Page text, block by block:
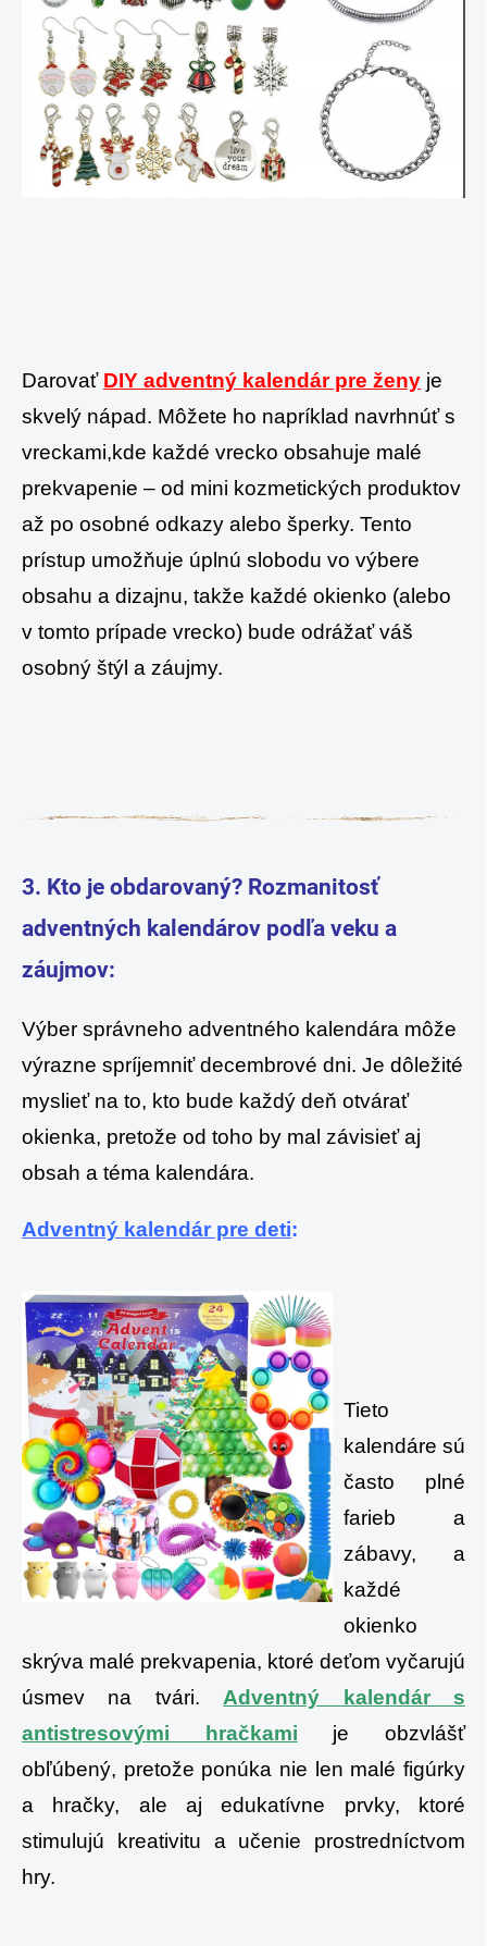
Darovať DIY adventný kalendár pre ženy je
skvelý nápad. Môžete ho napríklad navrhnúť s
vreckami,kde každé vrecko obsahuje malé
prekvapenie – od mini kozmetických produktov
až po osobné odkazy alebo šperky. Tento
prístup umožňuje úplnú slobodu vo výbere
obsahu a dizajnu, takže každé okienko (alebo
v tomto prípade vrecko) bude odrážať váš
osobný štýl a záujmy.
3. Kto je obdarovaný? Rozmanitosť
adventných kalendárov podľa veku a
záujmov:
Výber správneho adventného kalendára môže
výrazne spríjemniť decembrové dni. Je dôležité
myslieť na to, kto bude každý deň otvárať
okienka, pretože od toho by mal závisieť aj
obsah a téma kalendára.
Adventný kalendár pre deti:
Tieto
kalendáre sú
často plné
farieb a
zábavy, a
každé
okienko
skrýva malé prekvapenia, ktoré deťom vyčarujú
úsmev na tvári. Adventný kalendár s
antistresovými hračkami je obzvlášť
obľúbený, pretože ponúka nie len malé figúrky
a hračky, ale aj edukatívne prvky, ktoré
stimulujú kreativitu a učenie prostredníctvom
hry.